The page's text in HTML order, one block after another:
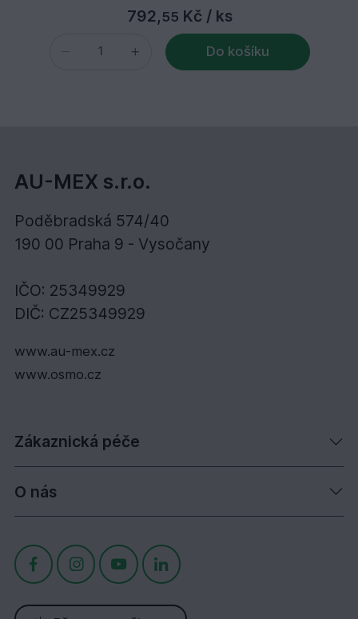
792, 55 Kč / ks
Do košíku
AU-MEX s.r.o.
Poděbradská 574/40
190 00 Praha 9 - Vysočany
IČO: 25349929
DIČ: CZ25349929
www.au-mex.cz
www.osmo.cz
Zákaznická péče
O nás